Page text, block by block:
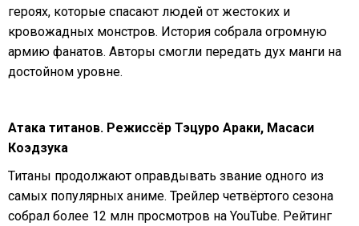
героях, которые спасают людей от жестоких и
кровожадных монстров. История собрала огромную
армию фанатов. Авторы смогли передать дух манги на
достойном уровне.
Атака титанов. Режиссёр Тэцуро Араки, Масаси
Коэдзука
Титаны продолжают оправдывать звание одного из
самых популярных аниме. Трейлер четвёртого сезона
собрал более 12 млн просмотров на YouTube. Рейтинг